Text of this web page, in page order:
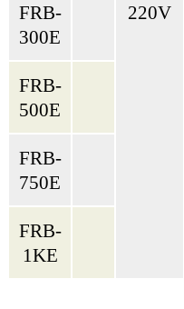
220V
FRB-
300E
FRB-
500E
FRB-
750E
FRB-
1KE